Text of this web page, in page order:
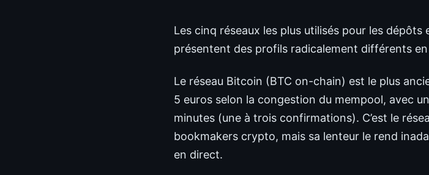
Les cinq réseaux les plus utilisés pour les
présentent des profils radicalement différents
Le réseau Bitcoin (BTC on-chain) est le plus
5 euros selon la congestion du mempool, avec
minutes (une à trois confirmations). C’est le
bookmakers crypto, mais sa lenteur le rend
en direct.